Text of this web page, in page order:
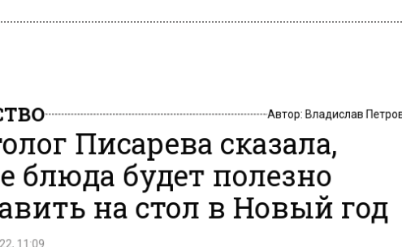
Автор:Владислав Петров
Писарева сказала,
блюда будет полезно
на стол в Новый год
11:09